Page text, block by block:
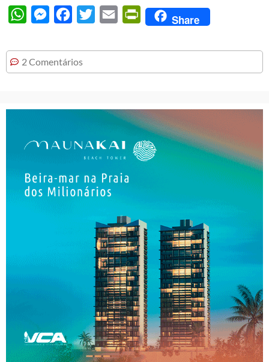
WhatsAppMessengerFacebook
Twitter Email PrintFriendly
Share
2 Comentários